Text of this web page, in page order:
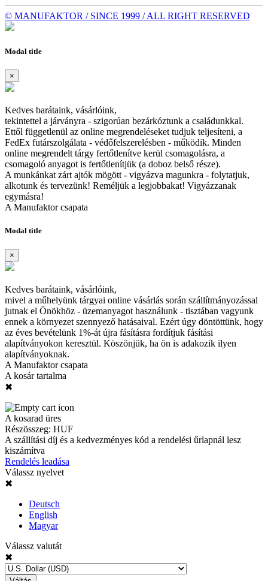
© MANUFAKTOR / SINCE 1999 / ALL RIGHT RESERVED
Modal title
×
Kedves barátaink, vásárlóink,
tekintettel a járványra - szigorúan bezárkóztunk a családunkkal.
Ettől függetlenül az online megrendeléseket tudjuk teljesíteni, a
FedEx futárszolgálata - védőfelszerelésben - működik. Minden
online megrendelt tárgy fertőtlenítve kerül csomagolásra, a
csomagoló anyagot is fertőtlenítjük (a doboz belső része).
A munkánkat zárt ajtók mögött - vigyázva magunkra - folytatjuk,
alkotunk és tervezünk! Reméljük a legjobbakat! Vigyázzanak
egymásra!
A Manufaktor csapata
Modal title
×
Kedves barátaink, vásárlóink,
mivel a műhelyünk tárgyai online vásárlás során szállítmányozással
jutnak el Önökhöz - üzemanyagot használunk - tisztában vagyunk
ennek a környezet szennyező hatásaival. Ezért úgy döntöttünk, hogy
az éves bevételünk 1%-át újra fásításra fordítjuk fásítási
alapítványokon keresztül. Köszönjük, ha ön is adakozik ilyen
alapítványoknak.
A Manufaktor csapata
A kosár tartalma
✖
A kosarad üres
Részösszeg: HUF
A szállítási díj és a kedvezményes kód a rendelési űrlapnál lesz
kiszámítva
Rendelés leadása
Válassz nyelvet
✖
Deutsch
English
Magyar
Válassz valutát
✖